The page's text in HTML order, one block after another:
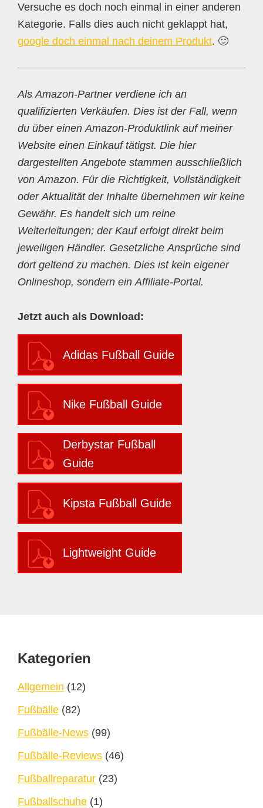
Versuche es doch noch einmal in einer anderen
Kategorie. Falls dies auch nicht geklappt hat,
google doch einmal nach deinem Produkt. 🙂
Als Amazon-Partner verdiene ich an
qualifizierten Verkäufen. Dies ist der Fall, wenn
du über einen Amazon-Produktlink auf meiner
Website einen Einkauf tätigst. Die hier
dargestellten Angebote stammen ausschließlich
von Amazon. Für die Richtigkeit, Vollständigkeit
oder Aktualität der Inhalte übernehmen wir keine
Gewähr. Es handelt sich um reine
Weiterleitungen; der Kauf erfolgt direkt beim
jeweiligen Händler. Gesetzliche Ansprüche sind
dort geltend zu machen. Dies ist kein eigener
Onlineshop, sondern ein Affiliate-Portal.
Jetzt auch als Download:
Adidas Fußball Guide
Nike Fußball Guide
Derbystar Fußball
Guide
Kipsta Fußball Guide
Lightweight Guide
Footer
Kategorien
Allgemein (12)
Fußbälle (82)
Fußbälle-News (99)
Fußbälle-Reviews (46)
Fußballreparatur (23)
Fußballschuhe (1)